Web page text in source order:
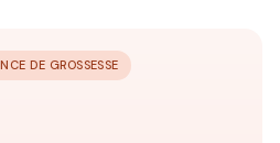
DE GROSSESSE
pour
une
Sweats & Pulls